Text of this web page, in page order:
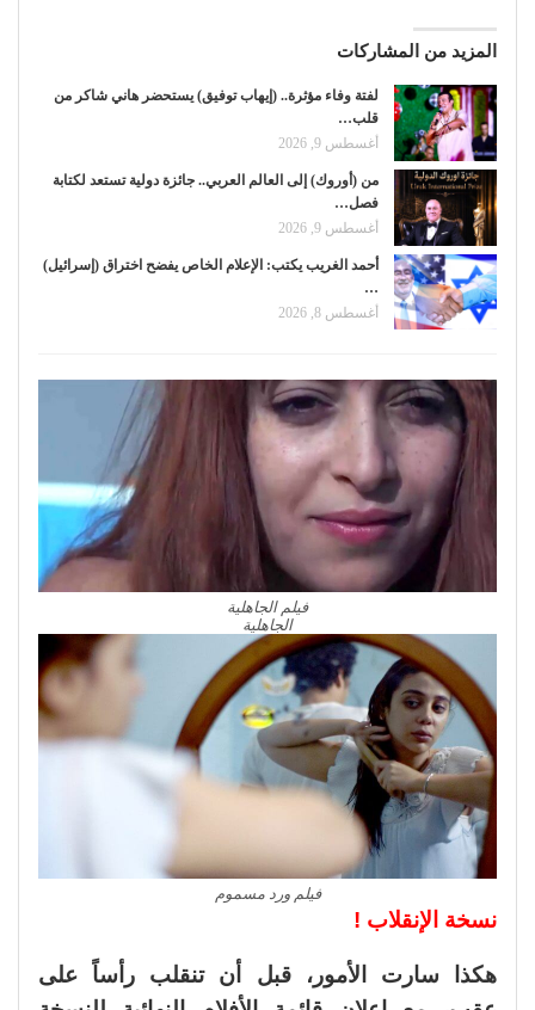
المزيد من المشاركات
لفتة وفاء مؤثرة.. (إيهاب توفيق) يستحضر هاني شاكر من
قلب…
أغسطس 9, 2026
من (أوروك) إلى العالم العربي.. جائزة دولية تستعد لكتابة
فصل…
أغسطس 9, 2026
أحمد الغريب يكتب: الإعلام الخاص يفضح اختراق (إسرائيل)
…
أغسطس 8, 2026
فيلم الجاهلية
الجاهلية
فيلم ورد مسموم
نسخة الإنقلاب !
هكذا سارت الأمور، قبل أن تنقلب رأساً على